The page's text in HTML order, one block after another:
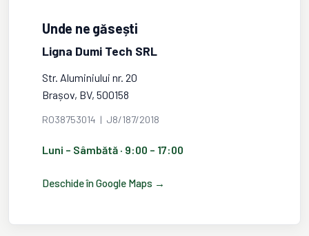
Unde ne găsești
Ligna Dumi Tech SRL
Str. Aluminiului nr. 20
Brașov, BV, 500158
RO38753014 | J8/187/2018
Luni – Sâmbătă · 9:00 – 17:00
Deschide în Google Maps →